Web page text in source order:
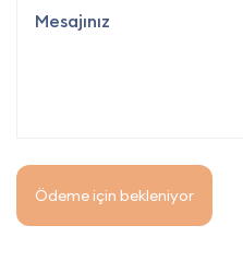
Ödeme için bekleniyor